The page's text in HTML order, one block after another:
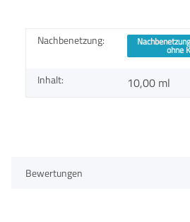
Nachbenetzung:
ohne
Inhalt: 10,00 ml
Bewertungen